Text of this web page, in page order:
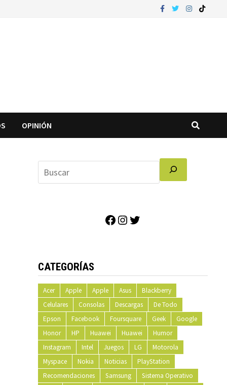
OPINIÓN
Facebook
Instagram
CATEGORÍAS
Acer Apple Apple Asus
Blackberry
Celulares
Consolas Descargas
De Todo
Epson
Facebook Foursquare Geek
Google
Honor
HP Huawei Huawei
Humor
Instagram
Intel Juegos LG
Motorola
Myspace
Nokia Noticias
PlayStation
Recomendaciones
Samsung
Sistema Operativo